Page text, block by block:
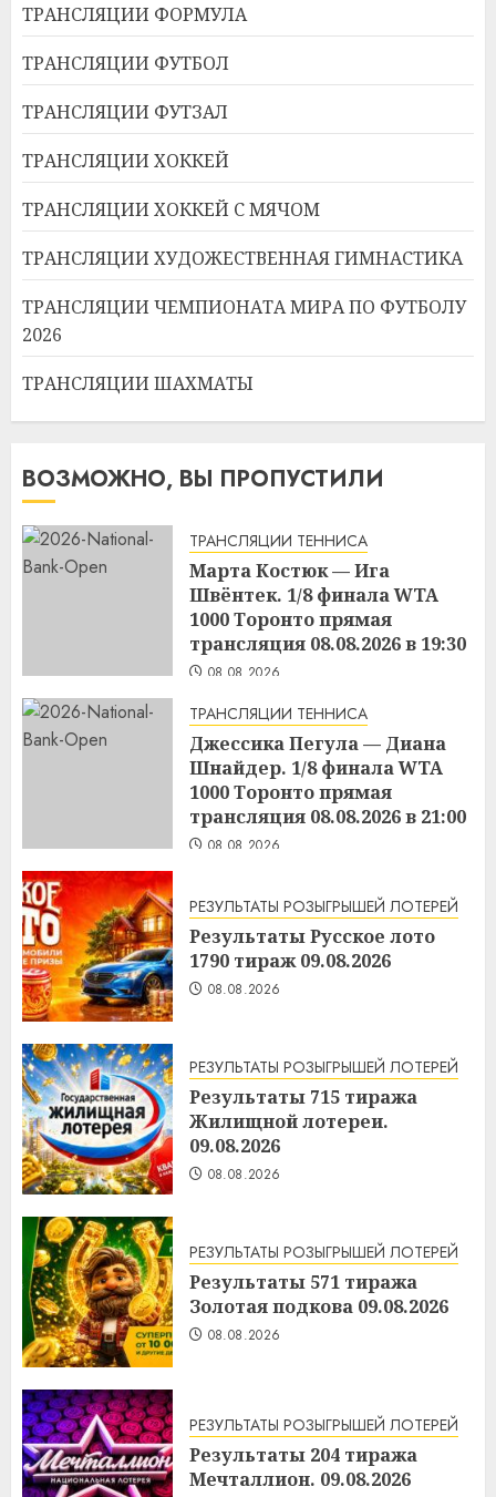
ТРАНСЛЯЦИИ ФОРМУЛА
ТРАНСЛЯЦИИ ФУТБОЛ
ТРАНСЛЯЦИИ ФУТЗАЛ
ТРАНСЛЯЦИИ ХОККЕЙ
ТРАНСЛЯЦИИ ХОККЕЙ С МЯЧОМ
ТРАНСЛЯЦИИ ХУДОЖЕСТВЕННАЯ ГИМНАСТИКА
ТРАНСЛЯЦИИ ЧЕМПИОНАТА МИРА ПО ФУТБОЛУ
2026
ТРАНСЛЯЦИИ ШАХМАТЫ
ВОЗМОЖНО, ВЫ ПРОПУСТИЛИ
ТРАНСЛЯЦИИ ТЕННИСА
Марта Костюк — Ига
Швёнтек. 1/8 финала WTA
1000 Торонто прямая
трансляция 08.08.2026 в 19:30
08.08.2026
ТРАНСЛЯЦИИ ТЕННИСА
Джессика Пегула — Диана
Шнайдер. 1/8 финала WTA
1000 Торонто прямая
трансляция 08.08.2026 в 21:00
08.08.2026
РЕЗУЛЬТАТЫ РОЗЫГРЫШЕЙ ЛОТЕРЕЙ
Результаты Русское лото
1790 тираж 09.08.2026
08.08.2026
РЕЗУЛЬТАТЫ РОЗЫГРЫШЕЙ ЛОТЕРЕЙ
Результаты 715 тиража
Жилищной лотереи.
09.08.2026
08.08.2026
РЕЗУЛЬТАТЫ РОЗЫГРЫШЕЙ ЛОТЕРЕЙ
Результаты 571 тиража
Золотая подкова 09.08.2026
08.08.2026
РЕЗУЛЬТАТЫ РОЗЫГРЫШЕЙ ЛОТЕРЕЙ
Результаты 204 тиража
Мечталлион. 09.08.2026